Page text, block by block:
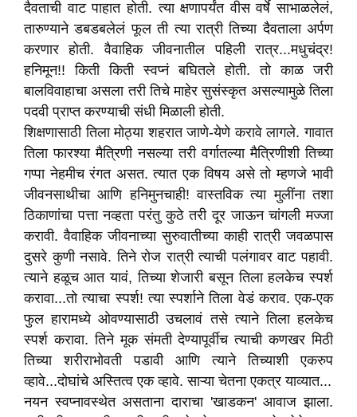
दैवताची वाट पाहात होती. त्या क्षणापर्यंत वीस वर्षे साभाळलेलं,
तारुण्याने डबडबलेलं फूल ती त्या रात्री तिच्या दैवताला अर्पण
करणार होती. वैवाहिक जीवनातील पहिली रात्र...मधुचंद्र!
हनिमून!! किती किती स्वप्नं बघितले होती. तो काळ जरी
बालविवाहाचा असला तरी तिचे माहेर सुसंस्कृत असल्यामुळे तिला
पदवी प्राप्त करण्याची संधी मिळाली होती.
शिक्षणासाठी तिला मोठ्या शहरात जाणे-येणे करावे लागले. गावात
तिला फारश्या मैत्रिणी नसल्या तरी वर्गातल्या मैत्रिणीशी तिच्या
गप्पा नेहमीच रंगत असत. त्यात एक विषय असे तो म्हणजे भावी
जीवनसाथीचा आणि हनिमुनचाही! वास्तविक त्या मुलींना तशा
ठिकाणांचा पत्ता नव्हता परंतु कुठे तरी दूर जाऊन चांगली मज्जा
करावी. वैवाहिक जीवनाच्या सुरुवातीच्या काही रात्री जवळपास
दुसरे कुणी नसावे. तिने रोज रात्री त्याची पलंगावर वाट पहावी.
त्याने हळूच आत यावं, तिच्या शेजारी बसून तिला हलकेच स्पर्श
करावा...तो त्याचा स्पर्श! त्या स्पर्शाने तिला वेडं कराव. एक-एक
फुल हारामध्ये ओवण्यासाठी उचलावं तसे त्याने तिला हलकेच
स्पर्श करावा. तिने मूक संमती देण्यापूर्वीच त्याची कणखर मिठी
तिच्या शरीराभोवती पडावी आणि त्याने तिच्याशी एकरुप
व्हावे...दोघांचे अस्तित्व एक व्हावे. साऱ्या चेतना एकत्र याव्यात...
नयन स्वप्नावस्थेत असताना दाराचा 'खाडकन' आवाज झाला.